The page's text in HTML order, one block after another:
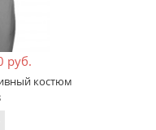
руб.
костюм